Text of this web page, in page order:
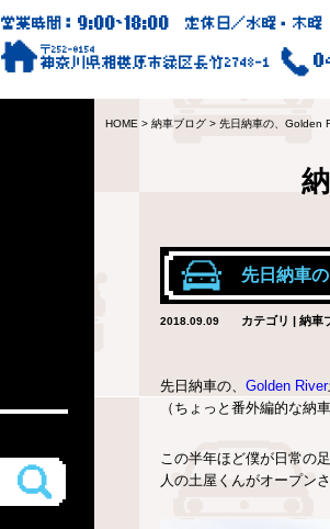
営業時間：9:00~18:00 定休日／水曜・木曜
〒252-0154
神奈川県相模原市緑区長竹2748-1
HOME > 納車ブログ > 先日納車の、Golden
先日納車
2018.09.09 カテゴリ | 納車
先日納車の、 Golden River
（ちょっと番外編的な納
この半年ほど僕が日常の
人の土屋くんがオープン